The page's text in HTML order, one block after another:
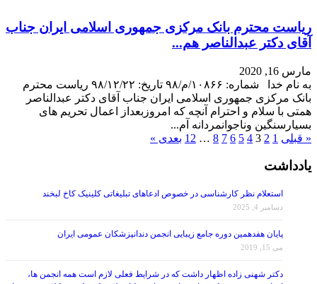
ریاست محترم بانک مرکزی جمهوری اسلامی ایران جناب
آقای دکتر عبدالناصر هم...
مارس 16, 2020
به نام خدا شماره: ١٠٨۶۶/م/٩٨ تاریخ: ٩٨/١٢/٢٢ ریاست محترم
بانک مرکزی جمهوری اسلامی ایران جناب آقای دکتر عبدالناصر
همتی با سلام و احترام آنچه که امروزبعداز اعمال تحریم های
بسیارسنگین وناجوانمردانه آم...
« قبلی 1
2
3
4
5
6
7
8
…
12 بعدی »
یادداشت
استعلام نظر کارشناسی در خصوص ادعاهای تبلیغاتی کلینیک کاخ لبخند
دسامبر 4, 2025
پایان هفدهمین دوره جامع زیبایی انجمن دندانپزشکان عمومی ایران
می 15, 2019
دکتر شهنی زاده اظهار داشت که در شرایط فعلی لازم است همه انجمن ها،